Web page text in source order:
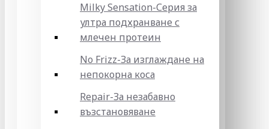
Milky Sensation-Серия за
ултра подхранване с
млечен протеин
No Frizz-За изглаждане на
непокорна коса
Repair-За незабавно
възстановяване